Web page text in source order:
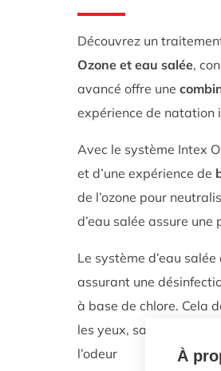
Découvrez un
Ozone et eau salée,
avancé offre une
expérience de natation
Avec le système Intex
et d’une expérience de
de l’ozone pour
d’eau salée assure
Le système d’eau
assurant une
à base de chlore. Cela
les yeux, sans les
l’odeur
À